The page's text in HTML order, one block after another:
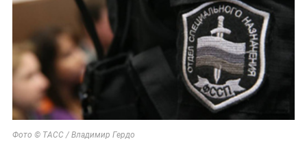
Фото © ТАСС / Владимир Гердо